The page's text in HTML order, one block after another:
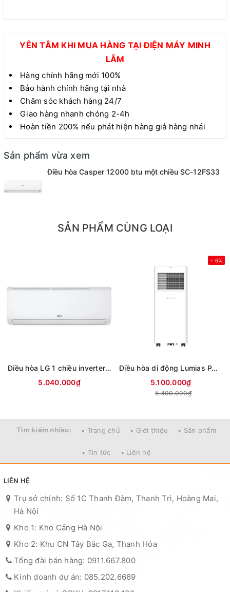
YÊN TÂM KHI MUA HÀNG TẠI ĐIỆN MÁY MINH
LÂM
Hàng chính hãng mới 100%
Bảo hành chính hãng tại nhà
Chăm sóc khách hàng 24/7
Giao hàng nhanh chóng 2-4h
Hoàn tiền 200% nếu phát hiện hàng giả hàng nhái
Sản phẩm vừa xem
Điều hòa Casper 12000 btu một chiều SC-12FS33
SẢN PHẨM CÙNG LOẠI
Điều hòa LG 1 chiều inverter 9000Btu IFC09M1 (mới 2026)
5.040.000₫
- 6%
Điều hòa di động Lumias PAC-26
5.100.000₫
5.400.000₫
Tìm kiếm nhiều: • Trang chủ • Giới thiệu • Sản phẩm
• Tin tức • Liên hệ
LIÊN HỆ
Trụ sở chính: Số 1C Thanh Đàm, Thanh Trì, Hoàng Mai,
Hà Nội
Kho 1: Kho Cảng Hà Nội
Kho 2: Khu CN Tây Bắc Ga, Thanh Hóa
Tổng đài bán hàng: 0911.667.800
Kinh doanh dự án: 085.202.6669